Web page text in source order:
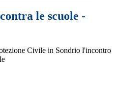
le scuole -
Civile in Sondrio l'incontro